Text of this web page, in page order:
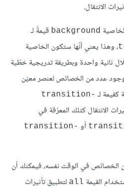
الانتقال.
background قيمةً لـ
، وهذا يعني أنّها ستكون الخاصية
ثانية واحدة وبطريقة تدريجية خطّية
عدد من الخصائص لعنصر معيّن
كقيمة لـ transition-
الانتقال كتلك المعرّفة في
أو transition-
الخصائص في الوقت نفسه، فيمكنك أن
القيمة all لتطبيق تأثيرات